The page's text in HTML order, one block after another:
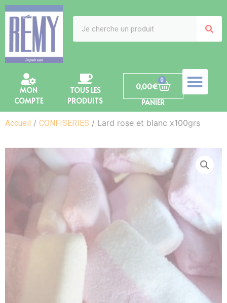
MON
COMPTE
TOUS LES
PRODUITS
0,00€
0
PANIER
Accueil / CONFISERIES / Lard rose et blanc x100grs